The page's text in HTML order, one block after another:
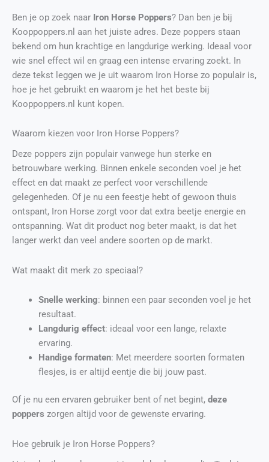
Ben je op zoek naar Iron Horse Poppers? Dan ben je bij
Kooppoppers.nl aan het juiste adres. Deze poppers staan
bekend om hun krachtige en langdurige werking. Ideaal voor
wie snel effect wil en graag een intense ervaring zoekt. In
deze tekst leggen we je uit waarom Iron Horse zo populair is,
hoe je het gebruikt en waarom je het het beste bij
Kooppoppers.nl kunt kopen.
Waarom kiezen voor Iron Horse Poppers?
Deze poppers zijn populair vanwege hun sterke en
betrouwbare werking. Binnen enkele seconden voel je het
effect en dat maakt ze perfect voor verschillende
gelegenheden. Of je nu een feestje hebt of gewoon thuis
ontspant, Iron Horse zorgt voor dat extra beetje energie en
ontspanning. Wat dit product nog beter maakt, is dat het
langer werkt dan veel andere soorten op de markt.
Wat maakt dit merk zo speciaal?
Snelle werking: binnen een paar seconden voel je het
resultaat.
Langdurig effect: ideaal voor een lange, relaxte
ervaring.
Handige formaten: Met meerdere soorten formaten
flesjes, is er altijd eentje die bij jouw past.
Of je nu een ervaren gebruiker bent of net begint, deze
poppers zorgen altijd voor de gewenste ervaring.
Hoe gebruik je Iron Horse Poppers?